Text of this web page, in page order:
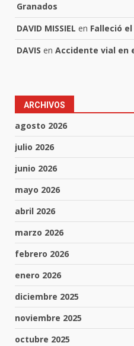
Granados
DAVID MISSIEL en Falleció
DAVIS en Accidente vial en
ARCHIVOS
agosto 2026
julio 2026
junio 2026
mayo 2026
abril 2026
marzo 2026
febrero 2026
enero 2026
diciembre 2025
noviembre 2025
octubre 2025